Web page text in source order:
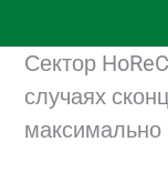
Сектор
случаях
максимально